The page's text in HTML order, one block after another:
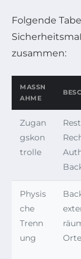
Folgende
zusammen:
MASSNA
HME
Zugan
gskon
trolle
Physis
che
Trenn
ung